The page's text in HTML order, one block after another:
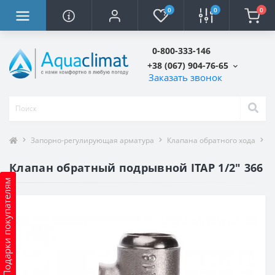
0 0 0
0-800-333-146
+38 (067) 904-76-65
Заказать звонок
Подарки покупателям
Запорно-регулирующая арматура Клапана обратного хода
Клапан обратный подрывной ITAP 1/2″ 366